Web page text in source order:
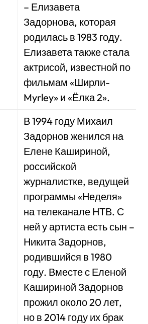
– Елизавета
Задорнова, которая
родилась в 1983 году.
Елизавета также стала
актрисой, известной по
фильмам «Ширли-
Myrley» и «Ёлка 2».
В 1994 году Михаил
Задорнов женился на
Елене Кашириной,
российской
журналистке, ведущей
программы «Неделя»
на телеканале НТВ. С
ней у артиста есть сын –
Никита Задорнов,
родившийся в 1980
году. Вместе с Еленой
Кашириной Задорнов
прожил около 20 лет,
но в 2014 году их брак